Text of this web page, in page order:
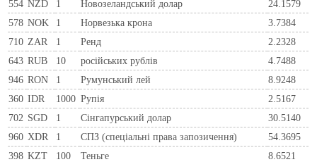
554 NZD 1 Новозеландський долар
24.1579
578 NOK 1 Норвезька крона
3.7384
710 ZAR 1 Ренд
2.2328
643 RUB 10 російських рублів
4.7488
946 RON 1 Румунський лей
8.9248
360 IDR 1000 Рупія
2.5167
702 SGD 1 Сінгапурський долар
30.5140
960 XDR 1 СПЗ (спеціальні права запозичення)
54.3695
398 KZT 100 Теньге
8.6521